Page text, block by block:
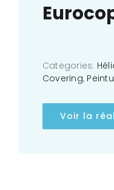
Categories:
Covering,
Voir la